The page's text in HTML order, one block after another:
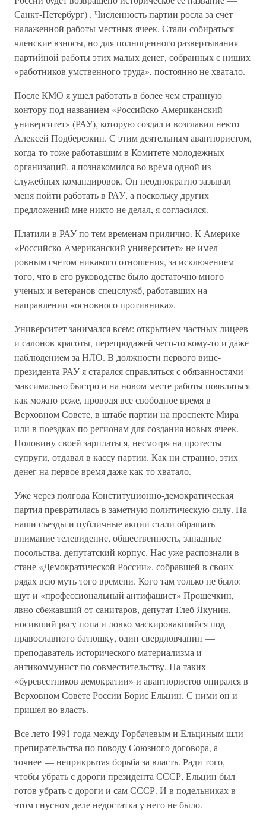
Санкт-Петербург) . Численность партии росла за счет
налаженной работы местных ячеек. Стали собираться
членские взносы, но для полноценного развертывания
партийной работы этих малых денег, собранных с нищих
«работников умственного труда», постоянно не хватало.
После КМО я ушел работать в более чем странную
контору под названием «Российско-Американский
университет» (РАУ), которую создал и возглавил некто
Алексей Подберезкин. С этим деятельным авантюристом,
когда-то тоже работавшим в Комитете молодежных
организаций, я познакомился во время одной из
служебных командировок. Он неоднократно зазывал
меня пойти работать в РАУ, а поскольку других
предложений мне никто не делал, я согласился.
Платили в РАУ по тем временам прилично. К Америке
«Российско-Американский университет» не имел
ровным счетом никакого отношения, за исключением
того, что в его руководстве было достаточно много
ученых и ветеранов спецслужб, работавших на
направлении «основного противника».
Университет занимался всем: открытием частных лицеев
и салонов красоты, перепродажей чего-то кому-то и даже
наблюдением за НЛО. В должности первого вице-
президента РАУ я старался справляться с обязанностями
максимально быстро и на новом месте работы появляться
как можно реже, проводя все свободное время в
Верховном Совете, в штабе партии на проспекте Мира
или в поездках по регионам для создания новых ячеек.
Половину своей зарплаты я, несмотря на протесты
супруги, отдавал в кассу партии. Как ни странно, этих
денег на первое время даже как-то хватало.
Уже через полгода Конституционно-демократическая
партия превратилась в заметную политическую силу. На
наши съезды и публичные акции стали обращать
внимание телевидение, общественность, западные
посольства, депутатский корпус. Нас уже распознали в
стане «Демократической России», собравшей в своих
рядах всю муть того времени. Кого там только не было:
шут и «профессиональный антифашист» Прошечкин,
явно сбежавший от санитаров, депутат Глеб Якунин,
носивший рясу попа и ловко маскировавшийся под
православного батюшку, один свердловчанин —
преподаватель исторического материализма и
антикоммунист по совместительству. На таких
«буревестников демократии» и авантюристов опирался в
Верховном Совете России Борис Ельцин. С ними он и
пришел во власть.
Все лето 1991 года между Горбачевым и Ельциным шли
препирательства по поводу Союзного договора, а
точнее — неприкрытая борьба за власть. Ради того,
чтобы убрать с дороги президента СССР, Ельцин был
готов убрать с дороги и сам СССР. И в подельниках в
этом гнусном деле недостатка у него не было.